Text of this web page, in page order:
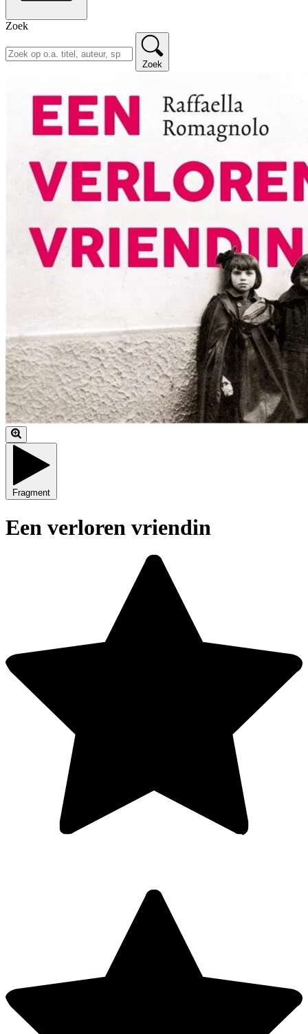
Zoek
Zoek
Fragment
Een verloren vriendin